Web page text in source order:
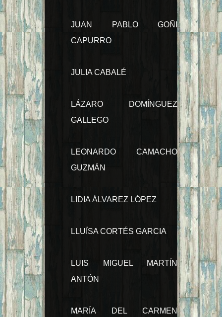
JUAN PABLO GOÑI
CAPURRO
JULIA CABALÉ
LÁZARO DOMÍNGUEZ
GALLEGO
LEONARDO CAMACHO
GUZMÁN
LIDIA ÁLVAREZ LÓPEZ
LLUÏSA CORTÉS GARCIA
LUIS MIGUEL MARTÍN
ANTÓN
MARÍA DEL CARMEN